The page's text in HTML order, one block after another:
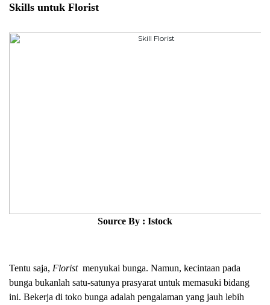
Skills untuk Florist
Source By : Istock
Tentu saja, Florist menyukai bunga. Namun, kecintaan pada
bunga bukanlah satu-satunya prasyarat untuk memasuki bidang
ini. Bekerja di toko bunga adalah pengalaman yang jauh lebih